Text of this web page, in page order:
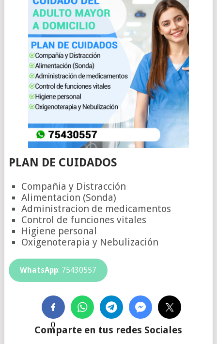
PLAN DE CUIDADOS
Compañia y Distracción
Alimentacion (Sonda)
Administracion de medicamentos
Control de funciones vitales
Higiene personal
Oxigenoterapia y Nebulización
WhatsApp: 75430557
0
Comparte en tus redes Sociales